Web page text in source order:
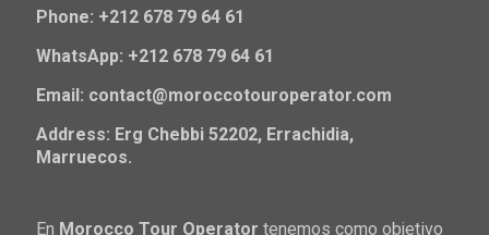
Phone: +212 678 79 64 61
WhatsApp: +212 678 79 64 61
Email: contact@moroccotouroperator.com
Address: Erg Chebbi 52202, Errachidia,
Marruecos.
En Morocco Tour Operator tenemos como objetivo